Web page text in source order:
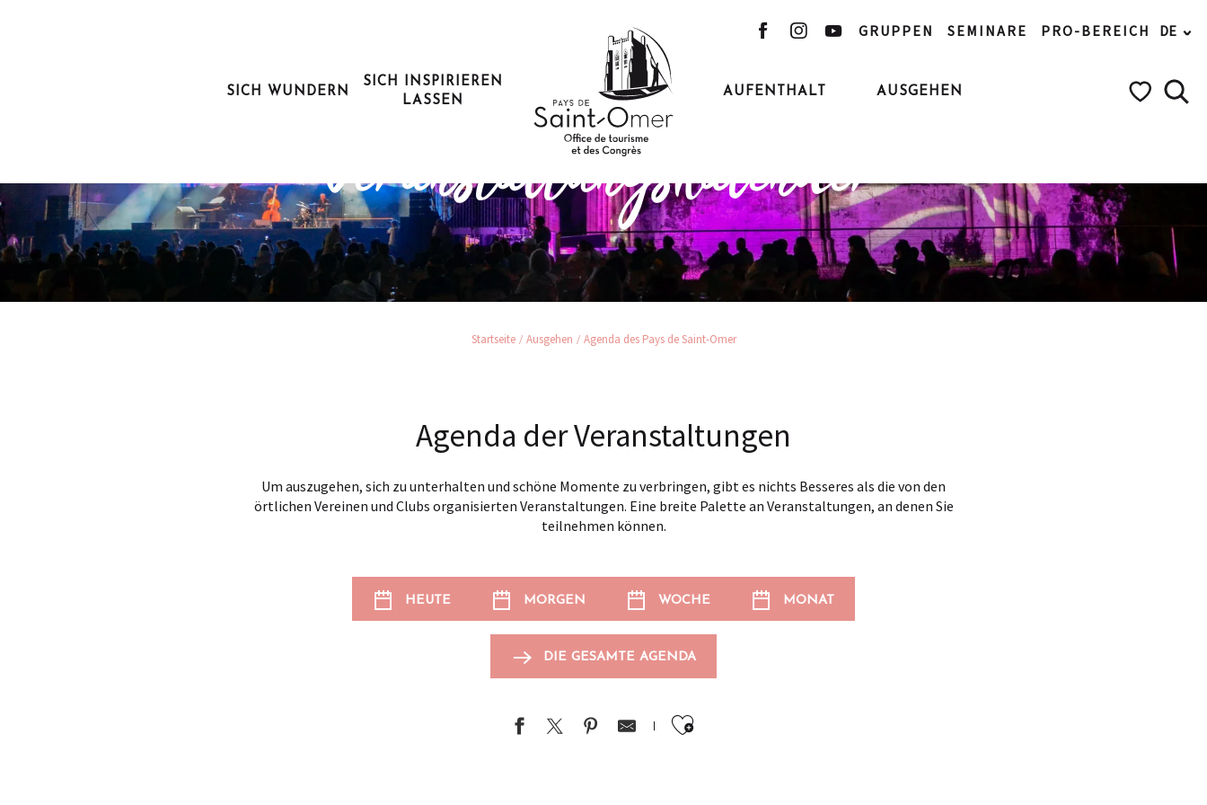
GRUPPEN SEMINARE PRO-BEREICH DE
SICH WUNDERN
SICH INSPIRIEREN
LASSEN
AUFENTHALT AUSGEHEN
Ausgehen und dem Alltag entfliehen
Veranstaltungskalender
Startseite Ausgehen Agenda des Pays de Saint-Omer
Agenda der Veranstaltungen
Um auszugehen, sich zu unterhalten und schöne Momente zu verbringen, gibt es nichts Besseres als die von den
örtlichen Vereinen und Clubs organisierten Veranstaltungen. Eine breite Palette an Veranstaltungen, an denen Sie
teilnehmen können.
HEUTE MORGEN WOCHE MONAT
DIE GESAMTE AGENDA
Ajouter aux favoris